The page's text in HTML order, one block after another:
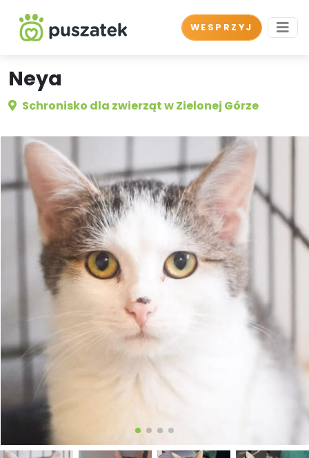
WESPRZYJ
Neya
Schronisko dla zwierząt w Zielonej Górze